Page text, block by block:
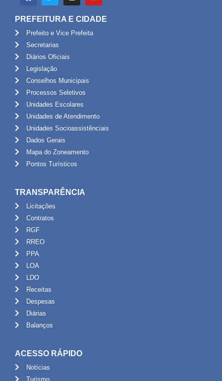
PREFEITURA E CIDADE
Prefeito e Vice Prefeita
Secretarias
Diários Oficiais
Legislação
Conselhos Municipais
Processos Seletivos
Unidades Escolares
Unidades de Atendimento
Unidades Socioassistênciais
Dados Gerais
Mapa do Zoneamento
Pontos Turísticos
TRANSPARÊNCIA
Licitações
Contratos
RGF
RREO
PPA
LOA
LDO
Receitas
Despesas
Diárias
Balanços
ACESSO RÁPIDO
Notícias
Turismo